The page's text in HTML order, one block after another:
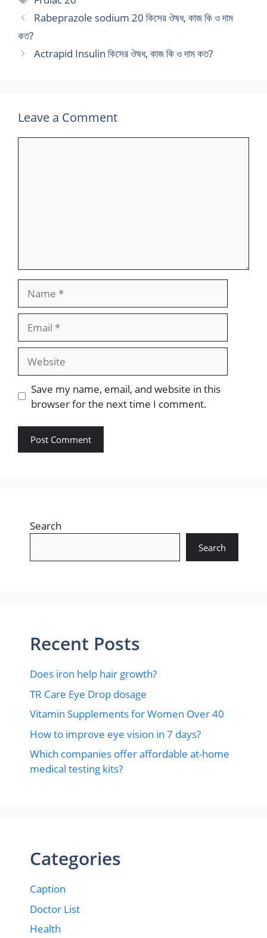
Rabeprazole sodium 20​ কিসের ঔষধ, কাজ কি ও দাম
কত?
Actrapid Insulin​ কিসের ঔষধ, কাজ কি ও দাম কত?
Leave a Comment
Website
Save my name, email, and website in this
browser for the next time I comment.
Search
Search
Recent Posts
Does iron help hair growth?​
TR Care Eye Drop dosage
Vitamin Supplements for Women Over 40
How to improve eye vision in 7 days?
Which companies offer affordable at-home
medical testing kits?
Categories
Caption
Doctor List
Health